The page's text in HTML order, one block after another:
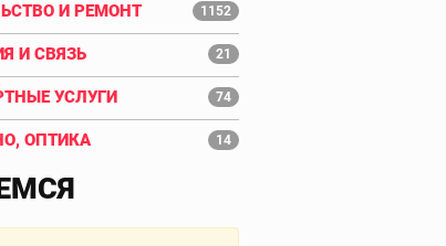
И РЕМОНТ 1152
И СВЯЗЬ 21
УСЛУГИ 74
ОПТИКА 14